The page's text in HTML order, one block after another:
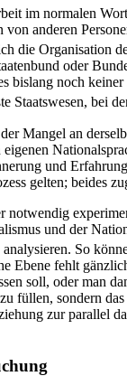
im normalen
anderen
die Organisation
oder
bislang noch
bei
Mangel an
und
gelten; beides
und der
So
Ebene fehlt
soll, oder man
füllen, sondern
zur parallel